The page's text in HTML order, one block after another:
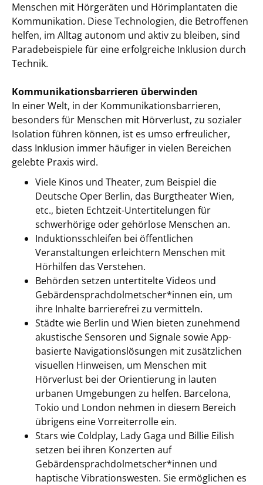
Menschen mit Hörgeräten und Hörimplantaten die
Kommunikation. Diese Technologien, die Betroffenen
helfen, im Alltag autonom und aktiv zu bleiben, sind
Paradebeispiele für eine erfolgreiche Inklusion durch
Technik.
Kommunikationsbarrieren überwinden
In einer Welt, in der Kommunikationsbarrieren,
besonders für Menschen mit Hörverlust, zu sozialer
Isolation führen können, ist es umso erfreulicher,
dass Inklusion immer häufiger in vielen Bereichen
gelebte Praxis wird.
Viele Kinos und Theater, zum Beispiel die
Deutsche Oper Berlin, das Burgtheater Wien,
etc., bieten Echtzeit-Untertitelungen für
schwerhörige oder gehörlose Menschen an.
Induktionsschleifen bei öffentlichen
Veranstaltungen erleichtern Menschen mit
Hörhilfen das Verstehen.
Behörden setzen untertitelte Videos und
Gebärdensprachdolmetscher*innen ein, um
ihre Inhalte barrierefrei zu vermitteln.
Städte wie Berlin und Wien bieten zunehmend
akustische Sensoren und Signale sowie App-
basierte Navigationslösungen mit zusätzlichen
visuellen Hinweisen, um Menschen mit
Hörverlust bei der Orientierung in lauten
urbanen Umgebungen zu helfen. Barcelona,
Tokio und London nehmen in diesem Bereich
übrigens eine Vorreiterrolle ein.
Stars wie Coldplay, Lady Gaga und Billie Eilish
setzen bei ihren Konzerten auf
Gebärdensprachdolmetscher*innen und
haptische Vibrationswesten. Sie ermöglichen es